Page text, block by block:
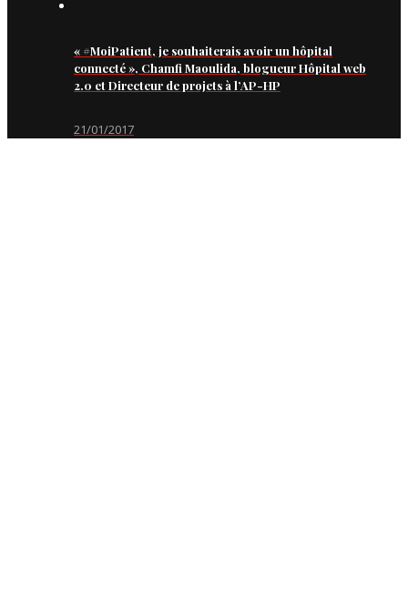
« #MoiPatient, je souhaiterais avoir un hôpital
connecté », Chamfi Maoulida, blogueur Hôpital web
2.0 et Directeur de projets à l’AP-HP
21/01/2017